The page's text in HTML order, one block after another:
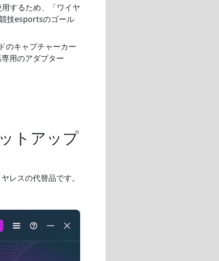
するため、「ワイヤ
技esportsのゴール
のキャプチャーカー
用のアダプター
トアップ
レスの代替品です。